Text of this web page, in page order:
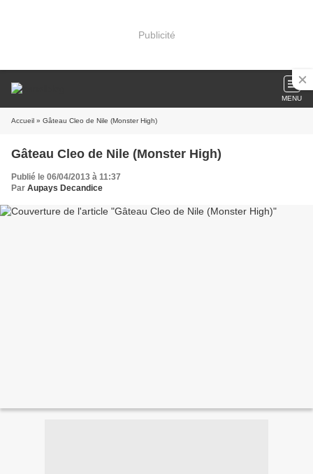
Publicité
MENU
Accueil » Gâteau Cleo de Nile (Monster High)
Gâteau Cleo de Nile (Monster High)
Publié le 06/04/2013 à 11:37
Par Aupays Decandice